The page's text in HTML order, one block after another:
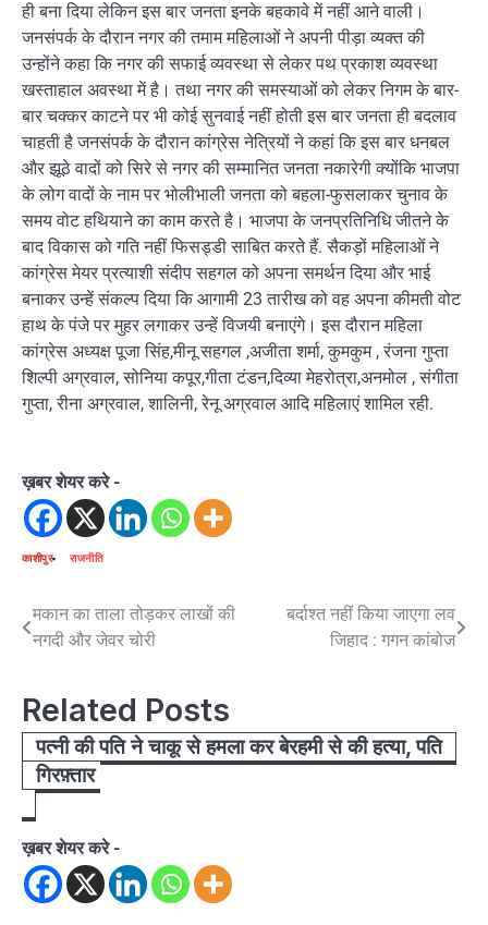
ही बना दिया लेकिन इस बार जनता इनके बहकावे में नहीं आने वाली।
जनसंपर्क के दौरान नगर की तमाम महिलाओं ने अपनी पीड़ा व्यक्त की
उन्होंने कहा कि नगर की सफाई व्यवस्था से लेकर पथ प्रकाश व्यवस्था
खस्ताहाल अवस्था में है। तथा नगर की समस्याओं को लेकर निगम के बार-
बार चक्कर काटने पर भी कोई सुनवाई नहीं होती इस बार जनता ही बदलाव
चाहती है जनसंपर्क के दौरान कांग्रेस नेत्रियों ने कहां कि इस बार धनबल
और झूठे वादों को सिरे से नगर की सम्मानित जनता नकारेगी क्योंकि भाजपा
के लोग वादों के नाम पर भोलीभाली जनता को बहला-फुसलाकर चुनाव के
समय वोट हथियाने का काम करते है। भाजपा के जनप्रतिनिधि जीतने के
बाद विकास को गति नहीं फिसड्डी साबित करते हैं. सैकड़ों महिलाओं ने
कांग्रेस मेयर प्रत्याशी संदीप सहगल को अपना समर्थन दिया और भाई
बनाकर उन्हें संकल्प दिया कि आगामी 23 तारीख को वह अपना कीमती वोट
हाथ के पंजे पर मुहर लगाकर उन्हें विजयी बनाएंगे। इस दौरान महिला
कांग्रेस अध्यक्ष पूजा सिंह,मीनू सहगल ,अजीता शर्मा, कुमकुम , रंजना गुप्ता
शिल्पी अग्रवाल, सोनिया कपूर,गीता टंडन,दिव्या मेहरोत्रा,अनमोल , संगीता
गुप्ता, रीना अग्रवाल, शालिनी, रेनू अग्रवाल आदि महिलाएं शामिल रही.
ख़बर शेयर करे -
काशीपुर राजनीति
Post
मकान का ताला तोड़कर लाखों की
नगदी और जेवर चोरी
बर्दाश्त नहीं किया जाएगा लव
जिहाद : गगन कांबोज
Related Posts
पत्नी की पति ने चाकू से हमला कर बेरहमी से की हत्या, पति
गिरफ़्तार
ख़बर शेयर करे -